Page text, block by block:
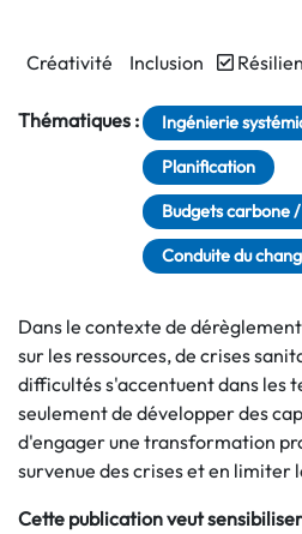
Créativité Inclusion
Thématiques : Ingénierie
Planification
Budgets carbone
Conduite du
Dans le contexte de
sur les ressources, de crises
difficultés s'accentuent dans les
seulement de développer des
d'engager une transformation
survenue des crises et en limiter
Cette publication veut